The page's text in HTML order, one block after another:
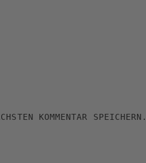
KOMMENTAR SPEICHERN.